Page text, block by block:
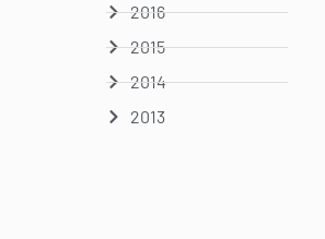
2016
2015
2014
2013